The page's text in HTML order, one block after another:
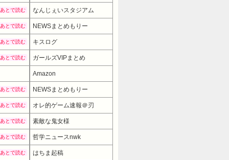
あとで読む なんじぇいスタジアム
あとで読む NEWSまとめもりー
あとで読む キスログ
あとで読む ガールズVIPまとめ
Amazon
あとで読む NEWSまとめもりー
あとで読む オレ的ゲーム速報＠刃
あとで読む 素敵な鬼女様
あとで読む 哲学ニュースnwk
あとで読む はちま起稿